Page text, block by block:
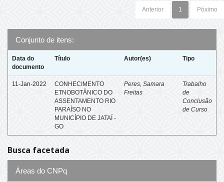
Anterior 1 Póximo
Conjunto de itens:
Data do
documento
Título Autor(es) Tipo
11-Jan-2022
CONHECIMENTO
ETNOBOTÂNICO DO
ASSENTAMENTO RIO
PARAÍSO NO
MUNICÍPIO DE JATAÍ -
GO
Peres, Samara
Freitas
Trabalho
de
Conclusão
de Curso
Busca facetada
Áreas do CNPq